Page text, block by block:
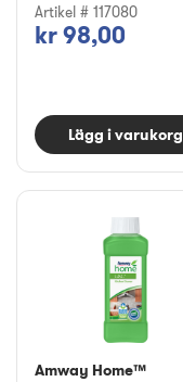
Artikel # 117080
kr 98,00
Lägg i varukorg
Amway Home™